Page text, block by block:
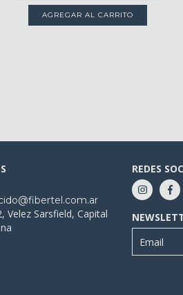
Velez Sarsfield, Capital
REDES